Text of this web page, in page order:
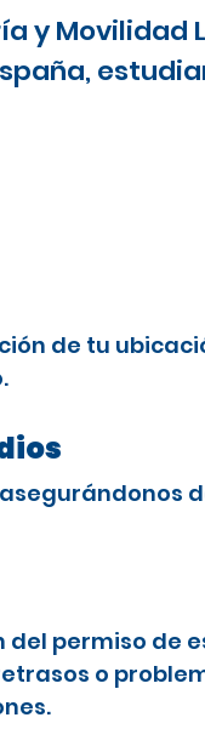
y Movilidad
de tu
del permiso de
o